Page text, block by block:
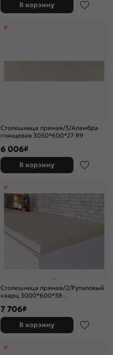
В корзину
Столешница прямая/3/Аламбра
глянцевая 3050*600*27 R9
6 006₽
В корзину
Столешница прямая/2/Рутиловый
кварц 3000*600*38
7 706₽
В корзину